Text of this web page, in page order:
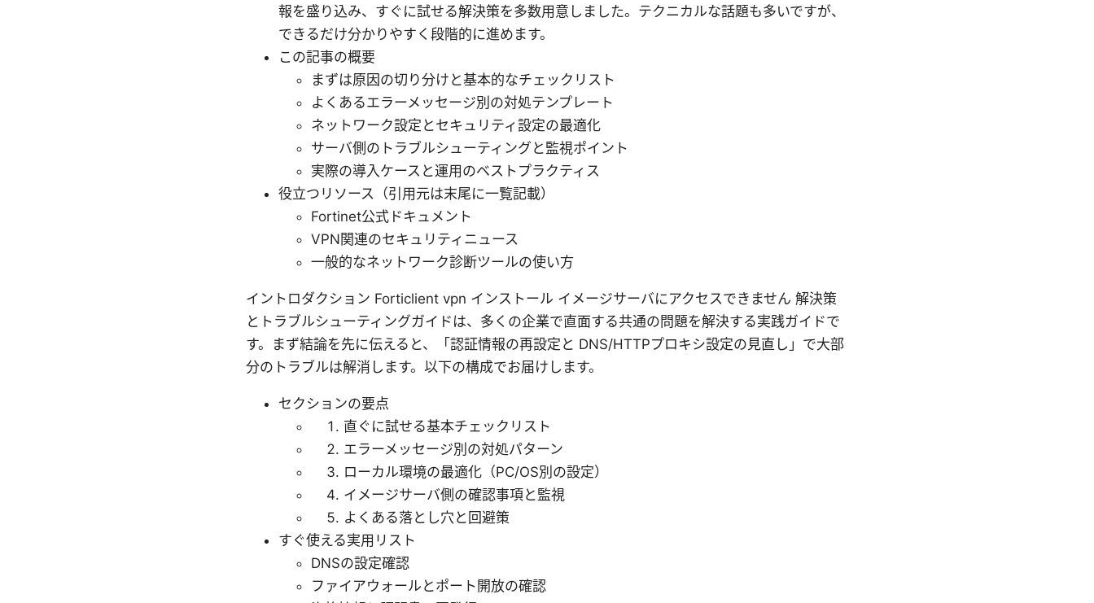
報を盛り込み、すぐに試せる解決策を多数用意しました。テクニカルな話題も多いですが、
できるだけ分かりやすく段階的に進めます。
この記事の概要
まずは原因の切り分けと基本的なチェックリスト
よくあるエラーメッセージ別の対処テンプレート
ネットワーク設定とセキュリティ設定の最適化
サーバ側のトラブルシューティングと監視ポイント
実際の導入ケースと運用のベストプラクティス
役立つリソース（引用元は末尾に一覧記載）
Fortinet公式ドキュメント
VPN関連のセキュリティニュース
一般的なネットワーク診断ツールの使い方
イントロダクション Forticlient vpn インストール イメージサーバにアクセスできません 解決策
とトラブルシューティングガイドは、多くの企業で直面する共通の問題を解決する実践ガイドで
す。まず結論を先に伝えると、「認証情報の再設定と DNS/HTTPプロキシ設定の見直し」で大部
分のトラブルは解消します。以下の構成でお届けします。
セクションの要点
直ぐに試せる基本チェックリスト
エラーメッセージ別の対処パターン
ローカル環境の最適化（PC/OS別の設定）
イメージサーバ側の確認事項と監視
よくある落とし穴と回避策
すぐ使える実用リスト
DNSの設定確認
ファイアウォールとポート開放の確認